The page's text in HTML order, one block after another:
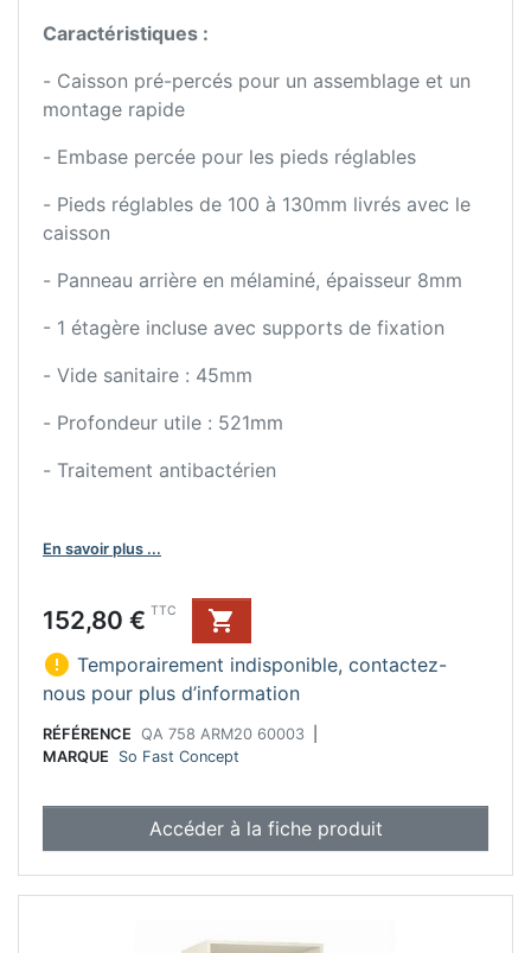
Caractéristiques :
- Caisson pré-percés pour un assemblage et un
montage rapide
- Embase percée pour les pieds réglables
- Pieds réglables de 100 à 130mm livrés avec le
caisson
- Panneau arrière en mélaminé, épaisseur 8mm
- 1 étagère incluse avec supports de fixation
- Vide sanitaire : 45mm
- Profondeur utile : 521mm
- Traitement antibactérien
En savoir plus ...
Prix
152,80 € TTC

 Temporairement indisponible, contactez-
nous pour plus d’information
RÉFÉRENCE QA 758 ARM20 60003
MARQUE
So Fast Concept
Accéder à la fiche produit